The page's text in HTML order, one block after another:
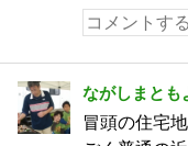
ながしまとも
冒頭の住宅